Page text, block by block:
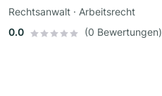
Rechtsanwalt · Arbeitsrecht
0.0
(0 Bewertungen)